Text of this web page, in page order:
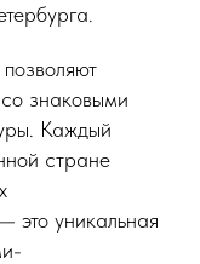
знаковыми
Каждый
стране
это уникальная